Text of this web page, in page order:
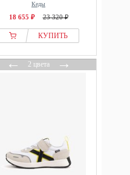
Кеды
18 655 ₽ 23 320 ₽
КУПИТЬ
←2 цвета→